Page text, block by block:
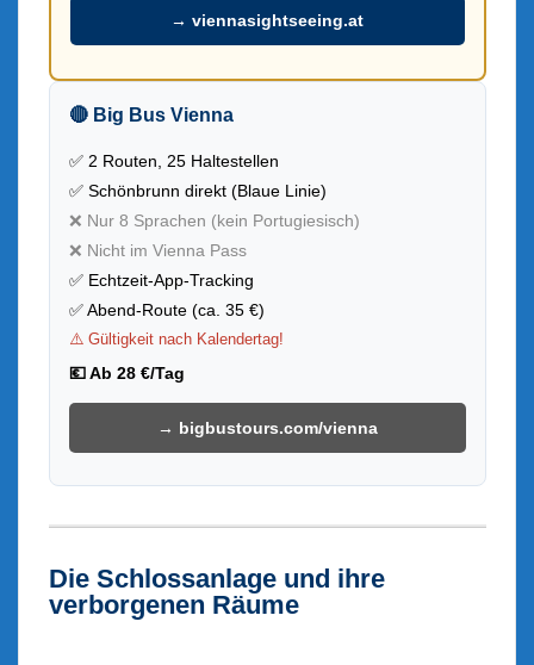
→ viennasightseeing.at
🔴 Big Bus Vienna
✅ 2 Routen, 25 Haltestellen
✅ Schönbrunn direkt (Blaue Linie)
❌ Nur 8 Sprachen (kein Portugiesisch)
❌ Nicht im Vienna Pass
✅ Echtzeit-App-Tracking
✅ Abend-Route (ca. 35 €)
⚠️ Gültigkeit nach Kalendertag!
💶 Ab 28 €/Tag
→ bigbustours.com/vienna
Die Schlossanlage und ihre
verborgenen Räume